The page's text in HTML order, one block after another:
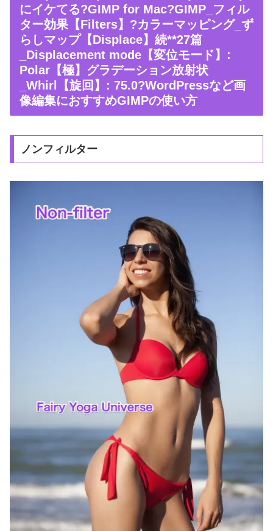
にイケてる?GIMP for Mac?GIMP_フィル
ター効果【Filters】?カラーマッピング_ず
らしマップ【Displace】続**27篇
_Displacement mode【変位モード】:
Polar【極】グラデーション放射状
_Whirl【旋回】: 75.0?WordPressなど画
像編集におすすめGIMPの使い方
ノンフィルター